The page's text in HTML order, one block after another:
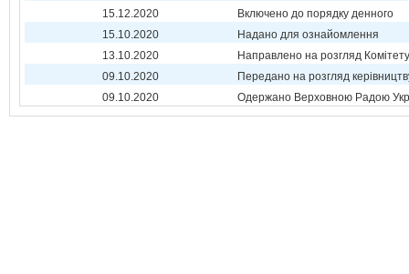
15.12.2020
Включено до порядку денного
15.10.2020
Надано для ознайомлення
13.10.2020
Направлено на розгляд Комітету
09.10.2020
Передано на розгляд
09.10.2020
Одержано Верховною Радою